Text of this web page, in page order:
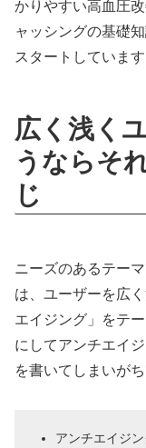
かりやすい高血圧
ャッシングの基礎
スタートしています
広く浅く
うならそ
じ
ニーズのあるテー
は、ユーザーを広
エイジング」をテ
にしてアンチエイ
を書いてしまいがち
アンチエイジ